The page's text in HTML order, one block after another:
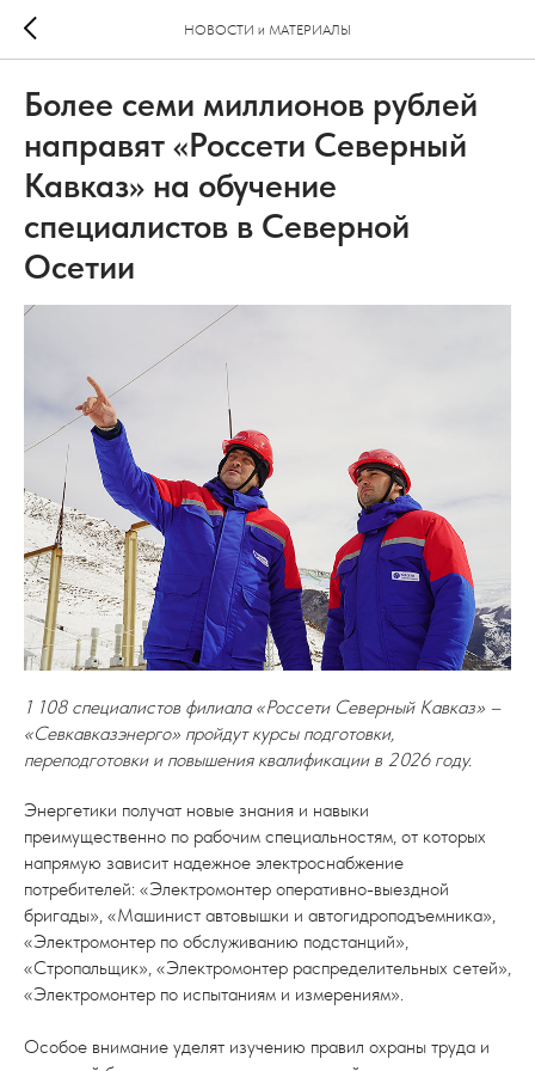
НОВОСТИ и МАТЕРИАЛЫ
Более семи миллионов рублей
направят «Россети Северный
Кавказ» на обучение
специалистов в Северной
Осетии
1 108 специалистов филиала «Россети Северный Кавказ» –
«Севкавказэнерго» пройдут курсы подготовки,
переподготовки и повышения квалификации в 2026 году.
Энергетики получат новые знания и навыки
преимущественно по рабочим специальностям, от которых
напрямую зависит надежное электроснабжение
потребителей: «Электромонтер оперативно-выездной
бригады», «Машинист автовышки и автогидроподъемника»,
«Электромонтер по обслуживанию подстанций»,
«Стропальщик», «Электромонтер распределительных сетей»,
«Электромонтер по испытаниям и измерениям».
Особое внимание уделят изучению правил охраны труда и